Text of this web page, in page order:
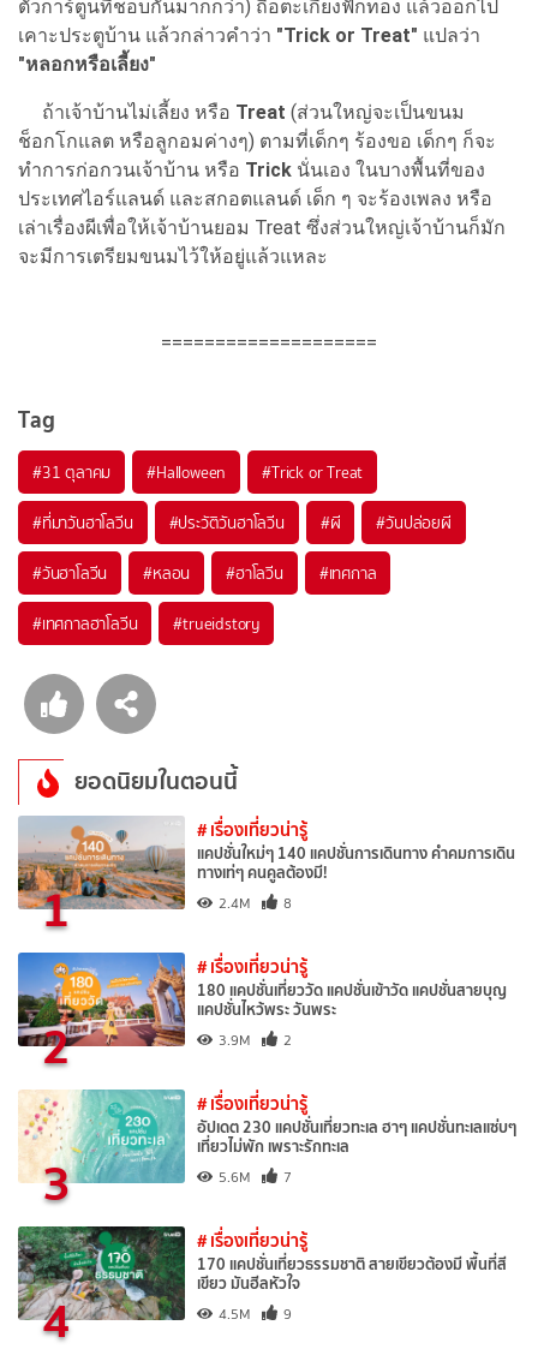
ตัวการ์ตูนที่ชอบกันมากกว่า) ถือตะเกียงฟักทอง แล้วออกไป
เคาะประตูบ้าน แล้วกล่าวคำว่า "Trick or Treat" แปลว่า
"หลอกหรือเลี้ยง"
ถ้าเจ้าบ้านไม่เลี้ยง หรือ Treat (ส่วนใหญ่จะเป็นขนม
ช็อกโกแลต หรือลูกอมค่างๆ) ตามที่เด็กๆ ร้องขอ เด็กๆ ก็จะ
ทำการก่อกวนเจ้าบ้าน หรือ Trick นั่นเอง ในบางพื้นที่ของ
ประเทศไอร์แลนด์ และสกอตแลนด์ เด็ก ๆ จะร้องเพลง หรือ
เล่าเรื่องผีเพื่อให้เจ้าบ้านยอม Treat ซึ่งส่วนใหญ่เจ้าบ้านก็มัก
จะมีการเตรียมขนมไว้ให้อยู่แล้วแหละ
====================
Tag
#31 ตุลาคม #Halloween #Trick or Treat
#ที่มาวันฮาโลวีน #ประวัติวันฮาโลวีน #ผี #วันปล่อยผี
#วันฮาโลวีน #หลอน #ฮาโลวีน #เทศกาล
#เทศกาลฮาโลวีน #trueidstory
ยอดนิยมในตอนนี้
1
# เรื่องเที่ยวน่ารู้
แคปชั่นใหม่ๆ 140 แคปชั่นการเดินทาง คำคมการเดิน
ทางเท่ๆ คนคูลต้องมี!
2.4M 8
2
# เรื่องเที่ยวน่ารู้
180 แคปชั่นเที่ยววัด แคปชั่นเข้าวัด แคปชั่นสายบุญ
แคปชั่นไหว้พระ วันพระ
3.9M 2
3
# เรื่องเที่ยวน่ารู้
อัปเดต 230 แคปชั่นเที่ยวทะเล ฮาๆ แคปชั่นทะเลแซ่บๆ
เที่ยวไม่พัก เพราะรักทะเล
5.6M 7
4
# เรื่องเที่ยวน่ารู้
170 แคปชั่นเที่ยวธรรมชาติ สายเขียวต้องมี พื้นที่สี
เขียว มันฮีลหัวใจ
4.5M 9